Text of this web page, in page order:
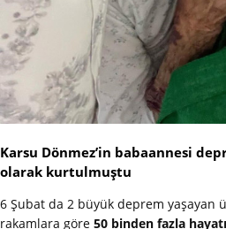
Karsu Dönmez’in babaannesi
olarak kurtulmuştu
6 Şubat da 2 büyük deprem yaşayan
rakamlara göre 50 binden fazla